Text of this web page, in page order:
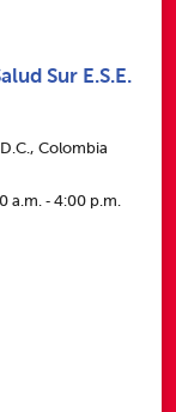
Sur E.S.E.
Colombia
a.m. ‑ 4:00 p.m.